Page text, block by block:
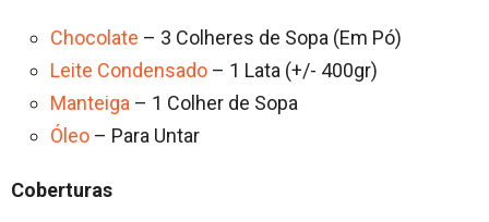
Chocolate – 3 Colheres de Sopa (Em Pó)
Leite Condensado – 1 Lata (+/- 400gr)
Manteiga – 1 Colher de Sopa
Óleo – Para Untar
Coberturas